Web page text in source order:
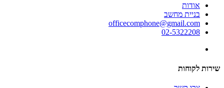
אודות
בניית מחשב
officecomphone@gmail.com
02-5322208
שירות לקוחות